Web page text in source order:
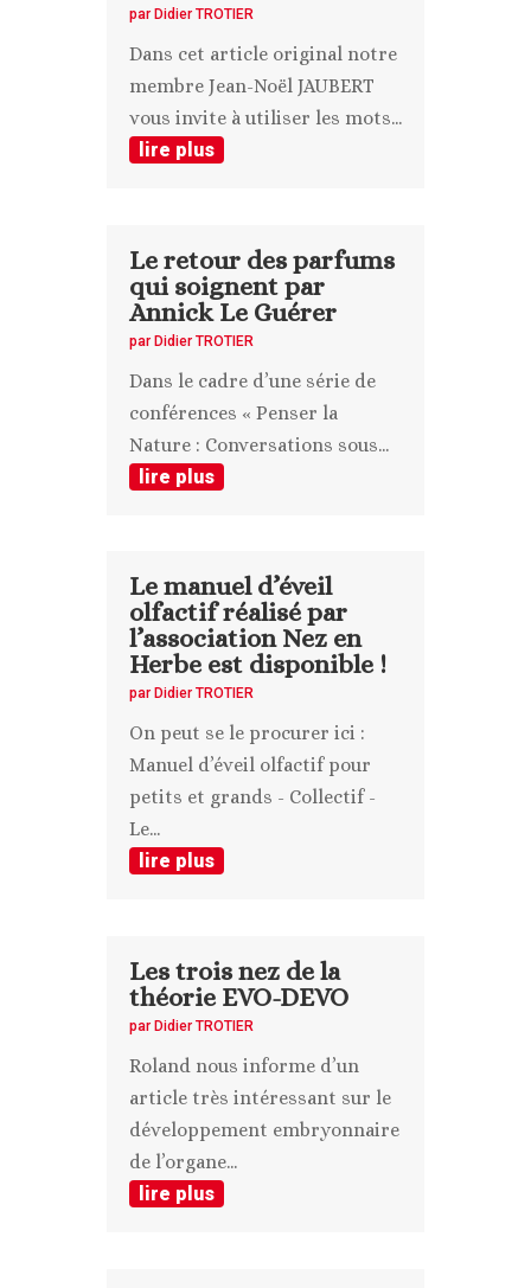
par Didier TROTIER
Dans cet article original notre
membre Jean-Noël JAUBERT
vous invite à utiliser les mots...
lire plus
Le retour des parfums
qui soignent par
Annick Le Guérer
par Didier TROTIER
Dans le cadre d’une série de
conférences « Penser la
Nature : Conversations sous...
lire plus
Le manuel d’éveil
olfactif réalisé par
l’association Nez en
Herbe est disponible !
par Didier TROTIER
On peut se le procurer ici :
Manuel d’éveil olfactif pour
petits et grands - Collectif -
Le...
lire plus
Les trois nez de la
théorie EVO-DEVO
par Didier TROTIER
Roland nous informe d’un
article très intéressant sur le
développement embryonnaire
de l’organe...
lire plus